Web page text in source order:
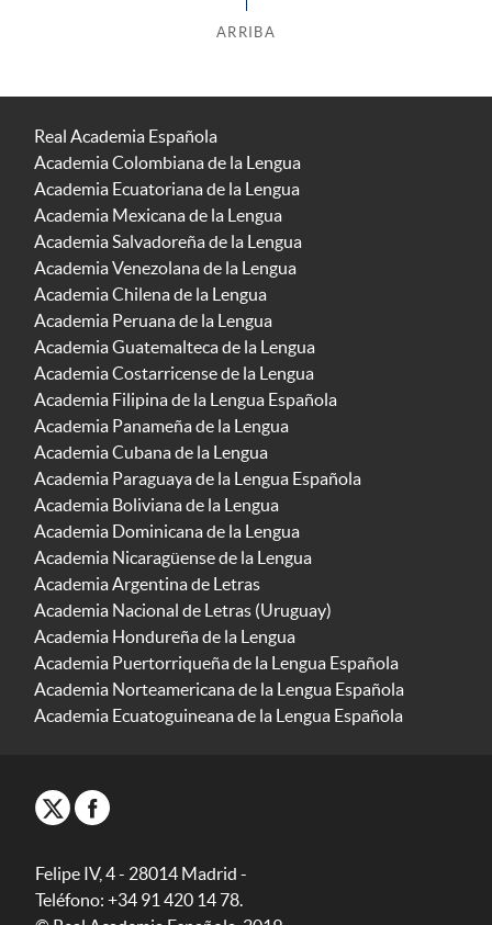
ARRIBA
Real Academia Española
Academia Colombiana de la Lengua
Academia Ecuatoriana de la Lengua
Academia Mexicana de la Lengua
Academia Salvadoreña de la Lengua
Academia Venezolana de la Lengua
Academia Chilena de la Lengua
Academia Peruana de la Lengua
Academia Guatemalteca de la Lengua
Academia Costarricense de la Lengua
Academia Filipina de la Lengua Española
Academia Panameña de la Lengua
Academia Cubana de la Lengua
Academia Paraguaya de la Lengua Española
Academia Boliviana de la Lengua
Academia Dominicana de la Lengua
Academia Nicaragüense de la Lengua
Academia Argentina de Letras
Academia Nacional de Letras (Uruguay)
Academia Hondureña de la Lengua
Academia Puertorriqueña de la Lengua Española
Academia Norteamericana de la Lengua Española
Academia Ecuatoguineana de la Lengua Española
Felipe IV, 4 - 28014 Madrid -
Teléfono: +34 91 420 14 78.